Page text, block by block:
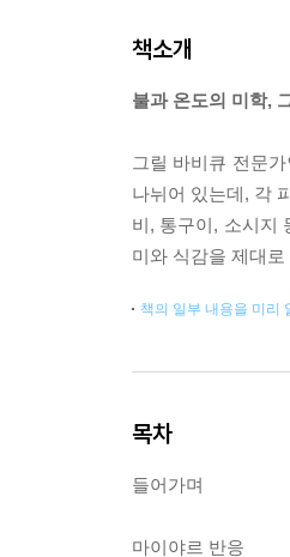
책소개
불과 온도의 미학,
그릴 바비큐 전문
나뉘어 있는데, 각
비, 통구이, 소시지
미와 식감을 제대
책의 일부 내용을 미리
목차
들어가며
마이야르 반응